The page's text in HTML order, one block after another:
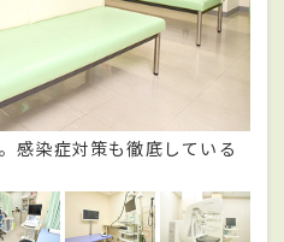
感染症対策も徹底している